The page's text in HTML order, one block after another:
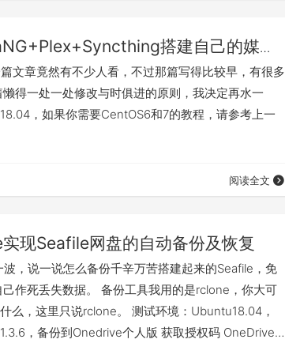
搭建自己的媒体
文章竟然有不少人看，不过那篇写得比较早，有很多
得一处一处修改与时俱进的原则，我决定再水一
，如果你需要CentOS6和7的教程，请参考上一
阅读全文
现Seafile网盘的自动备份及恢复
，说一说怎么备份千辛万苦搭建起来的Seafile，免
作死丢失数据。 备份工具我用的是rclone，你大可
么，这里只说rclone。 测试环境：Ubuntu18.04，
，备份到Onedrive个人版 获取授权码 OneDrive